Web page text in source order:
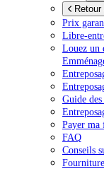
Prix
Libre-
Louez un
Guide
Payer ma
FAQ
Conseils